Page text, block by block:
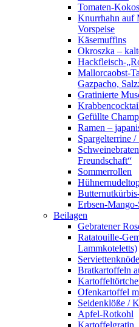
Tomaten-
Knurrhahn auf
Vorspeise
Käsemuffins
Okroszka –
Hackfleisch-
Mallorcaobst-
Gazpacho,
Gratinierte
Gefüllte
Ramen –
Spargelterrine /
Freundschaft“
Sommerrollen
Erbsen-
Beilagen
Gebratener
Ratatouille-
Lammkoteletts)
Bratkartoffeln
Ofenkartoffel
Seidenklöße /
Apfel-Rotkohl
Kartoffelgratin